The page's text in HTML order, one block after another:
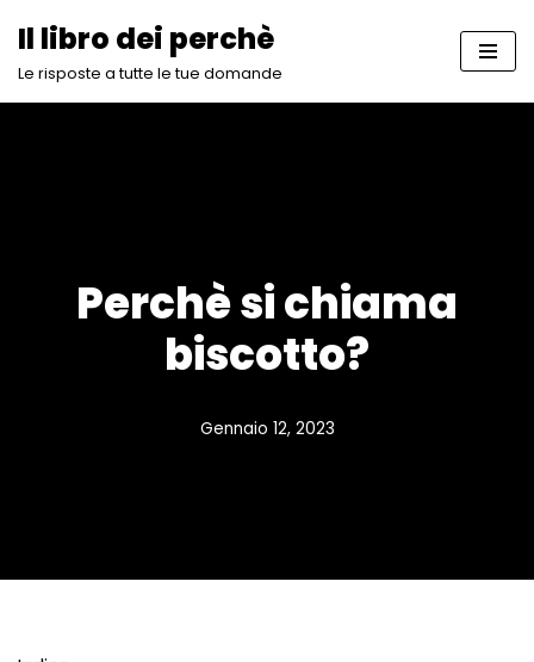
Vai
Il libro dei perchè
Le risposte a tutte le tue domande
Perchè si chiama
biscotto?
Gennaio 12, 2023